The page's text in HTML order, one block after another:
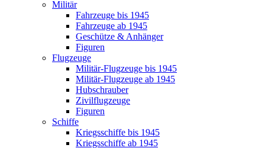
Militär
Fahrzeuge bis 1945
Fahrzeuge ab 1945
Geschütze & Anhänger
Figuren
Flugzeuge
Militär-Flugzeuge bis 1945
Militär-Flugzeuge ab 1945
Hubschrauber
Zivilflugzeuge
Figuren
Schiffe
Kriegsschiffe bis 1945
Kriegsschiffe ab 1945